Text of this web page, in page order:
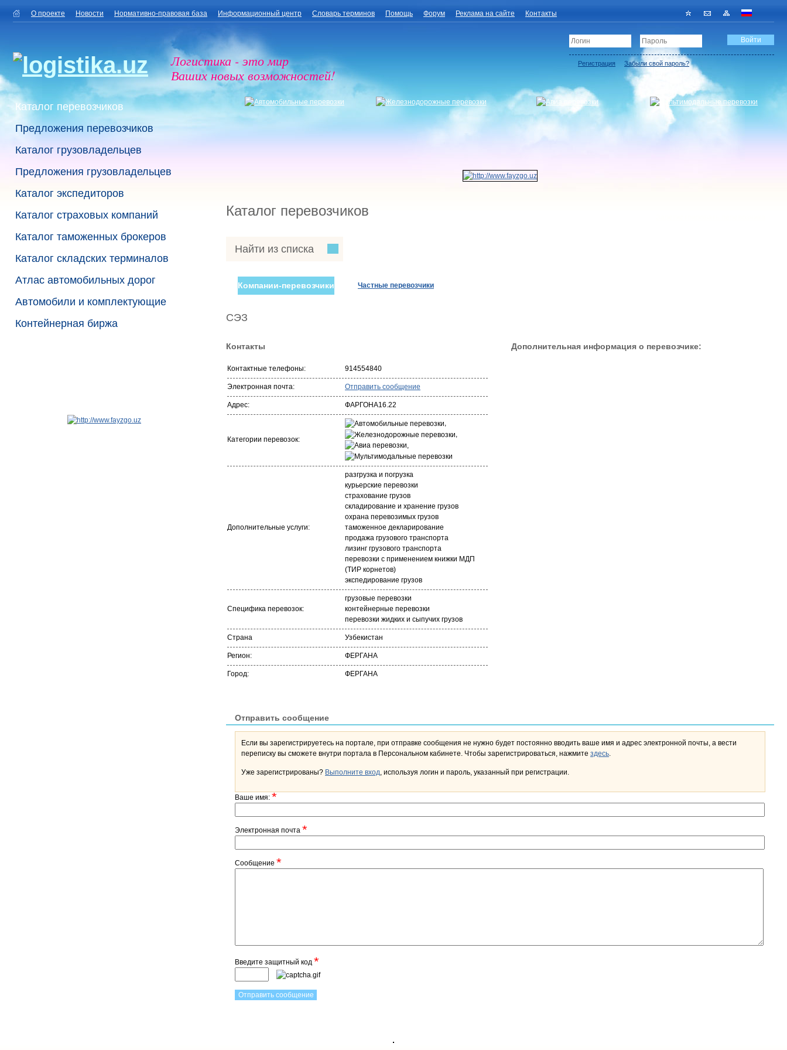
О проекте Новости Нормативно-правовая база Информационный центр Словарь терминов Помощь Форум Реклама на сайте Контакты
Логистика - это мир
Ваших новых возможностей!
Регистрация Забыли свой пароль?
Каталог перевозчиков
Предложения перевозчиков
Каталог грузовладельцев
Предложения грузовладельцев
Каталог экспедиторов
Каталог страховых компаний
Каталог таможенных брокеров
Каталог складских терминалов
Атлас автомобильных дорог
Автомобили и комплектующие
Контейнерная биржа
Каталог перевозчиков
Найти из списка
Компании-перевозчики Частные перевозчики
СЭЗ
Контакты
Контактные телефоны: 914554840
Электронная почта: Отправить сообщение
Адрес: ФАРГОНА16.22
Категории перевозок:
,
,
Дополнительные услуги:
разгрузка и погрузка
курьерские перевозки
страхование грузов
складирование и хранение грузов
охрана перевозимых грузов
таможенное декларирование
продажа грузового транспорта
лизинг грузового транспорта
перевозки с применением книжки МДП
(ТИР корнетов)
экспедирование грузов
Специфика перевозок:
грузовые перевозки
контейнерные перевозки
перевозки жидких и сыпучих грузов
Страна Узбекистан
Регион: ФЕРГАНА
Город: ФЕРГАНА
Дополнительная информация о перевозчике:
Отправить сообщение
Если вы зарегистрируетесь на портале, при отправке сообщения не нужно будет постоянно вводить ваше имя и адрес электронной почты, а вести
переписку вы сможете внутри портала в Персональном кабинете. Чтобы зарегистрироваться, нажмите здесь.
Уже зарегистрированы? Выполните вход, используя логин и пароль, указанный при регистрации.
Ваше имя: *
Электронная почта *
Сообщение *
Введите защитный код *